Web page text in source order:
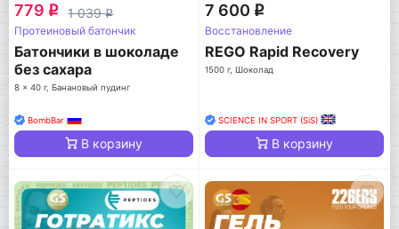
779 q 1 039q
Протеиновый батончик
Батончики в шоколаде
без сахара
8 x 40 г, Банановый пудинг
BombBar
В корзину
7 600 q
Восстановление
REGO Rapid Recovery
1500 г, Шоколад
SCIENCE IN SPORT (SiS)
В корзину